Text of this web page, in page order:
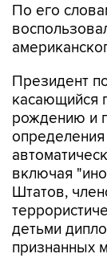
По его
Президент
касающийся
рождению и
включая
Штатов,
детьми
признанных